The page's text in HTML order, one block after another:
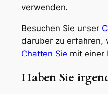
verwenden.
Besuchen Sie unser
darüber zu erfahren,
Chatten Sie mit einer
Haben Sie